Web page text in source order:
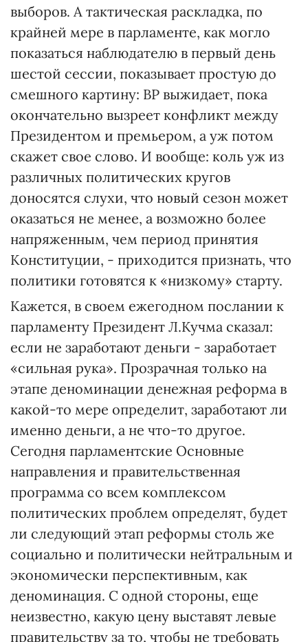
выборов. А тактическая раскладка, по
крайней мере в парламенте, как могло
показаться наблюдателю в первый день
шестой сессии, показывает простую до
смешного картину: ВР выжидает, пока
окончательно вызреет конфликт между
Президентом и премьером, а уж потом
скажет свое слово. И вообще: коль уж из
различных политических кругов
доносятся слухи, что новый сезон может
оказаться не менее, а возможно более
напряженным, чем период принятия
Конституции, - приходится признать, что
политики готовятся к «низкому» старту.
Кажется, в своем ежегодном послании к
парламенту Президент Л.Кучма сказал:
если не заработают деньги - заработает
«сильная рука». Прозрачная только на
этапе деноминации денежная реформа в
какой-то мере определит, заработают ли
именно деньги, а не что-то другое.
Сегодня парламентские Основные
направления и правительственная
программа со всем комплексом
политических проблем определят, будет
ли следующий этап реформы столь же
социально и политически нейтральным и
экономически перспективным, как
деноминация. С одной стороны, еще
неизвестно, какую цену выставят левые
правительству за то, чтобы не требовать